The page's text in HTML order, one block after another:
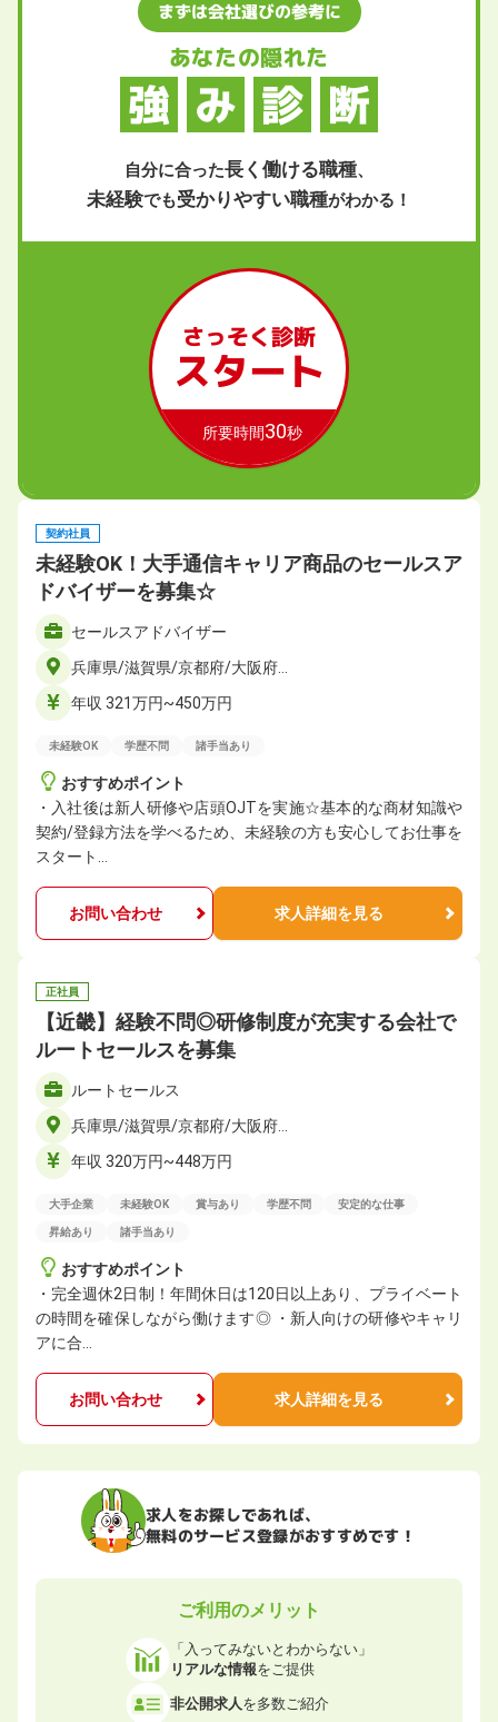
まずは会社選びの参考に
あなたの隠れた
強 み 診 断
自分に合った長く働ける職種、
未経験でも受かりやすい職種がわかる！
さっそく診断
スタート
所要時間30秒
契約社員
未経験OK！大手通信キャリア商品のセールスア
ドバイザーを募集☆
セールスアドバイザー
兵庫県/滋賀県/京都府/大阪府…
年収 321万円~450万円
未経験OK 学歴不問 諸手当あり
おすすめポイント
・入社後は新人研修や店頭OJTを実施☆基本的な商材知識や
契約/登録方法を学べるため、未経験の方も安心してお仕事を
スタート…
お問い合わせ 求人詳細を見る
正社員
【近畿】経験不問◎研修制度が充実する会社で
ルートセールスを募集
ルートセールス
兵庫県/滋賀県/京都府/大阪府…
年収 320万円~448万円
大手企業 未経験OK 賞与あり 学歴不問 安定的な仕事
昇給あり 諸手当あり
おすすめポイント
・完全週休2日制！年間休日は120日以上あり、プライベート
の時間を確保しながら働けます◎ ・新人向けの研修やキャリ
アに合…
お問い合わせ 求人詳細を見る
求人をお探しであれば、
無料のサービス登録がおすすめです！
ご利用のメリット
「入ってみないとわからない」
リアルな情報をご提供
非公開求人を多数ご紹介